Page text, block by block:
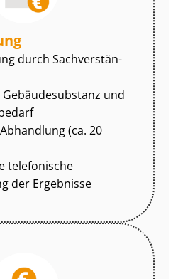
durch Sach­ver­stän­
und
(ca. 20
telefonische
der Ergebnisse